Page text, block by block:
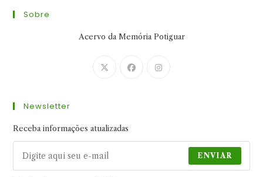
Sobre
Acervo da Memória Potiguar
Abre
Abre
Newsletter
Receba informações atualizadas
ENVIAR